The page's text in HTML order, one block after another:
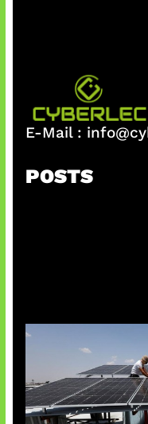
E-Mail :
POSTS